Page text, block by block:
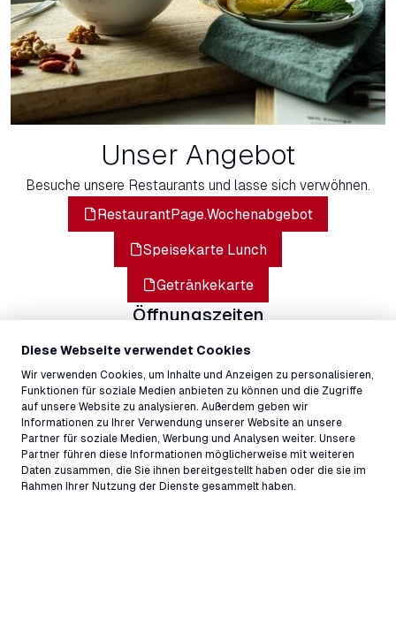
Diese Webseite verwendet Cookies
Wir verwenden Cookies, um Inhalte und Anzeigen zu personalisieren,
Funktionen für soziale Medien anbieten zu können und die Zugriffe
auf unsere Website zu analysieren. Außerdem geben wir
Informationen zu Ihrer Verwendung unserer Website an unsere
Partner für soziale Medien, Werbung und Analysen weiter. Unsere
Partner führen diese Informationen möglicherweise mit weiteren
Daten zusammen, die Sie ihnen bereitgestellt haben oder die sie im
Rahmen Ihrer Nutzung der Dienste gesammelt haben.
Unser Angebot
Besuche unsere Restaurants und lasse sich verwöhnen.
RestaurantPage.Wochenabgebot
Speisekarte Lunch
Getränkekarte
Öffnungszeiten
Aktuell geöffnet Schliesst
Montag 08:30 - 17:00
Dienstag 08:30 - 17:00
Mittwoch 08:30 - 17:00
Donnerstag 08:30 - 17:00
Freitag 08:30 - 17:00
Samstag